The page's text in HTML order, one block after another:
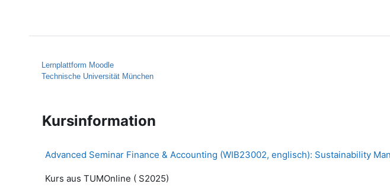
Lernplattform Moodle
Technische Universität München
Kursinformation
Advanced Seminar Finance & Accounting (WIB23002, englisch): Sustainability
Kurs aus TUMOnline ( S2025)